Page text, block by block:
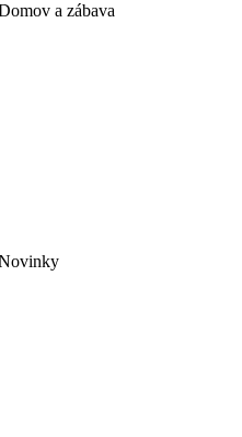
a zábava